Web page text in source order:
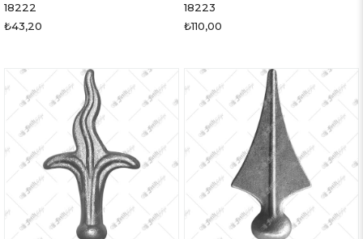
18222
₺43,20
18223
₺110,00